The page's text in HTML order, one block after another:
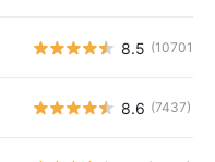
8.5 (10701)
8.6 (7437)